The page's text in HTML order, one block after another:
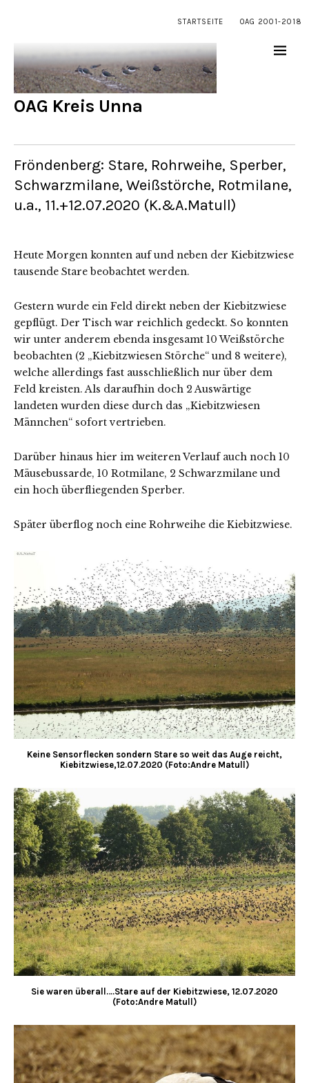
STARTSEITE OAG 2001-2018
OAG Kreis Unna
Fröndenberg: Stare, Rohrweihe, Sperber,
Schwarzmilane, Weißstörche, Rotmilane,
u.a., 11.+12.07.2020 (K.&A.Matull)
Heute Morgen konnten auf und neben der Kiebitzwiese
tausende Stare beobachtet werden.
Gestern wurde ein Feld direkt neben der Kiebitzwiese
gepflügt. Der Tisch war reichlich gedeckt. So konnten
wir unter anderem ebenda insgesamt 10 Weißstörche
beobachten (2 „Kiebitzwiesen Störche“ und 8 weitere),
welche allerdings fast ausschließlich nur über dem
Feld kreisten. Als daraufhin doch 2 Auswärtige
landeten wurden diese durch das „Kiebitzwiesen
Männchen“ sofort vertrieben.
Darüber hinaus hier im weiteren Verlauf auch noch 10
Mäusebussarde, 10 Rotmilane, 2 Schwarzmilane und
ein hoch überfliegenden Sperber.
Später überflog noch eine Rohrweihe die Kiebitzwiese.
Keine Sensorflecken sondern Stare so weit das Auge reicht,
Kiebitzwiese,12.07.2020 (Foto:Andre Matull)
Sie waren überall….Stare auf der Kiebitzwiese, 12.07.2020
(Foto:Andre Matull)